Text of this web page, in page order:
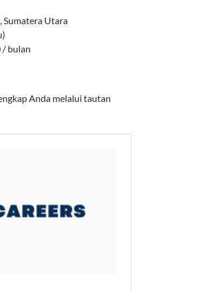
Sumatera Utara
/ bulan
Anda melalui tautan